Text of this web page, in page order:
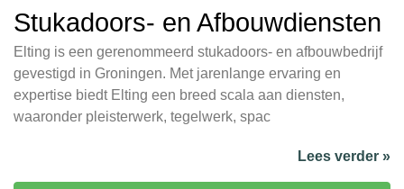
Stukadoors- en Afbouwdiensten
Elting is een gerenommeerd stukadoors- en afbouwbedrijf
gevestigd in Groningen. Met jarenlange ervaring en
expertise biedt Elting een breed scala aan diensten,
waaronder pleisterwerk, tegelwerk, spac
Lees verder »